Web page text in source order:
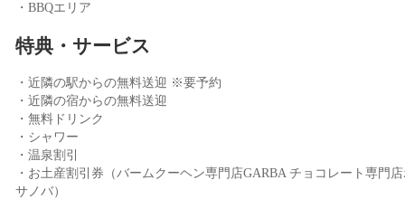
・BBQエリア
特典・サービス
・近隣の駅からの無料送迎 ※要予約
・近隣の宿からの無料送迎
・無料ドリンク
・シャワー
・温泉割引
・お土産割引券（バームクーヘン専門店GARBA チョコレート専門
サノバ）